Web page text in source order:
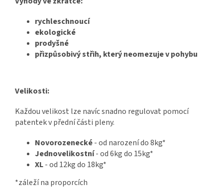
rychleschnoucí
ekologické
prodyšné
přizpůsobivý střih, který neomezuje v pohybu
Velikosti:
Každou velikost lze navíc snadno regulovat pomocí
patentek v přední části pleny.
Novorozenecké- od narození do 8kg*
Jednovelikostní- od 6kg do 15kg*
XL- od 12kg do 18kg*
*záleží na proporcích